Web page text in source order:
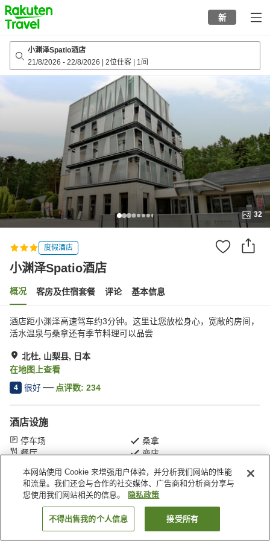
to
top
page
新
小渊泽Spatio酒店
21/8/2026 - 22/8/2026 2位住客 1间
32
度假酒店
小渊泽Spatio酒店
概况 客房及住宿套餐 评论 基本信息
酒店距小渊泽高速驾车约3分钟。这里让您放松身心，宽敞的房间，
活水温泉与桑拿还有季节料理可以品尝
北杜, 山梨县, 日本
在地图上查看
4 很好 点评数: 234
酒店设施
停车场
桑拿
餐厅
商店
首页 日本 山梨县 北杜 小渊泽Spatio酒店
搜索客房
本网站使用 Cookie 来增强用户体验，并分析我们网站的性能
和流量。我们还会与合作的社交媒体、广告商和分析商分享与
您使用我们网站相关的信息。
隐私政策
不得出售我的个人信息 接受所有